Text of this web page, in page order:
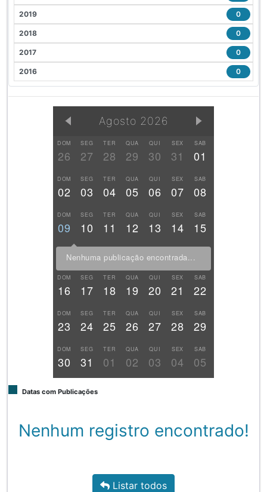
2019 0
2018 0
2017 0
2016 0
Agosto 2026
DOM
26
SEG
27
TER
28
QUA
29
QUI
30
SEX
31
SAB
01
DOM
02
SEG
03
TER
04
QUA
05
QUI
06
SEX
07
SAB
08
DOM
09
SEG
10
TER
11
QUA
12
QUI
13
SEX
14
SAB
15
Nenhuma publicação encontrada...
DOM
16
SEG
17
TER
18
QUA
19
QUI
20
SEX
21
SAB
22
DOM
23
SEG
24
TER
25
QUA
26
QUI
27
SEX
28
SAB
29
DOM
30
SEG
31
TER
01
QUA
02
QUI
03
SEX
04
SAB
05
Datas com Publicações
Nenhum registro encontrado!
Listar todos